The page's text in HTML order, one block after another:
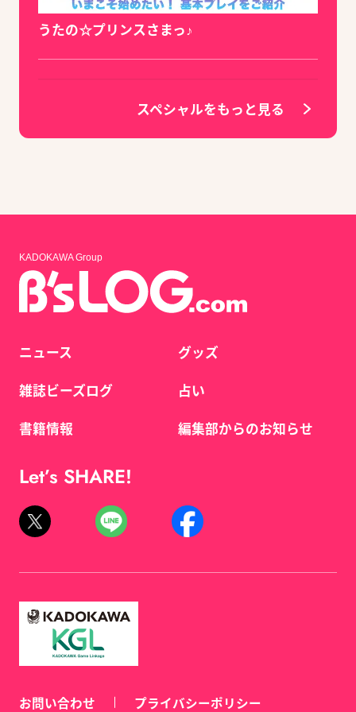
うたの☆プリンスさまっ♪
スペシャルをもっと見る
KADOKAWA Group
ニュース
雑誌ビーズログ
書籍情報
グッズ
占い
編集部からのお知らせ
Let’s SHARE!
お問い合わせ プライバシーポリシー